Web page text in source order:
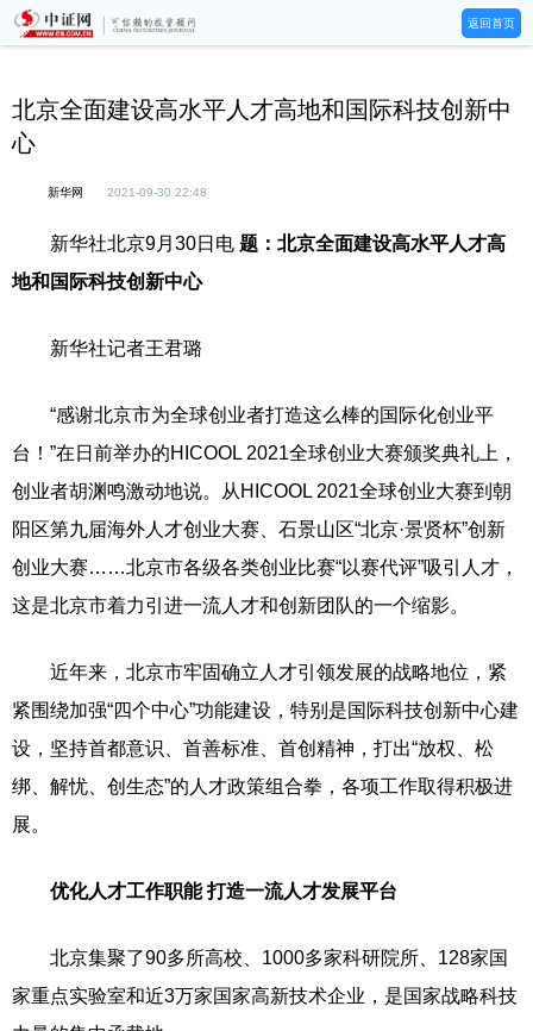
返回首页
北京全面建设高水平人才高地和国际科技创新中
心
新华网 2021-09-30 22:48
新华社北京9月30日电 题：北京全面建设高水平人才高
地和国际科技创新中心
新华社记者王君璐
“感谢北京市为全球创业者打造这么棒的国际化创业平
台！”在日前举办的HICOOL 2021全球创业大赛颁奖典礼上，
创业者胡渊鸣激动地说。从HICOOL 2021全球创业大赛到朝
阳区第九届海外人才创业大赛、石景山区“北京·景贤杯”创新
创业大赛……北京市各级各类创业比赛“以赛代评”吸引人才，
这是北京市着力引进一流人才和创新团队的一个缩影。
近年来，北京市牢固确立人才引领发展的战略地位，紧
紧围绕加强“四个中心”功能建设，特别是国际科技创新中心建
设，坚持首都意识、首善标准、首创精神，打出“放权、松
绑、解忧、创生态”的人才政策组合拳，各项工作取得积极进
展。
优化人才工作职能 打造一流人才发展平台
北京集聚了90多所高校、1000多家科研院所、128家国
家重点实验室和近3万家国家高新技术企业，是国家战略科技